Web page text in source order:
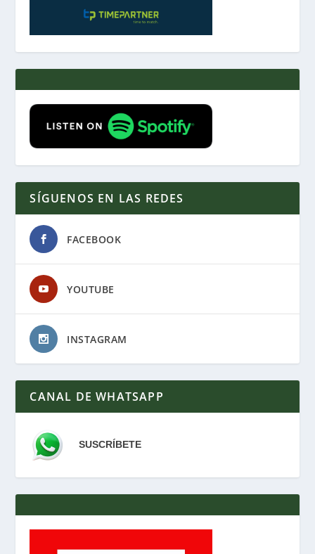
SÍGUENOS EN LAS REDES
FACEBOOK
YOUTUBE
INSTAGRAM
CANAL DE WHATSAPP
SUSCRÍBETE